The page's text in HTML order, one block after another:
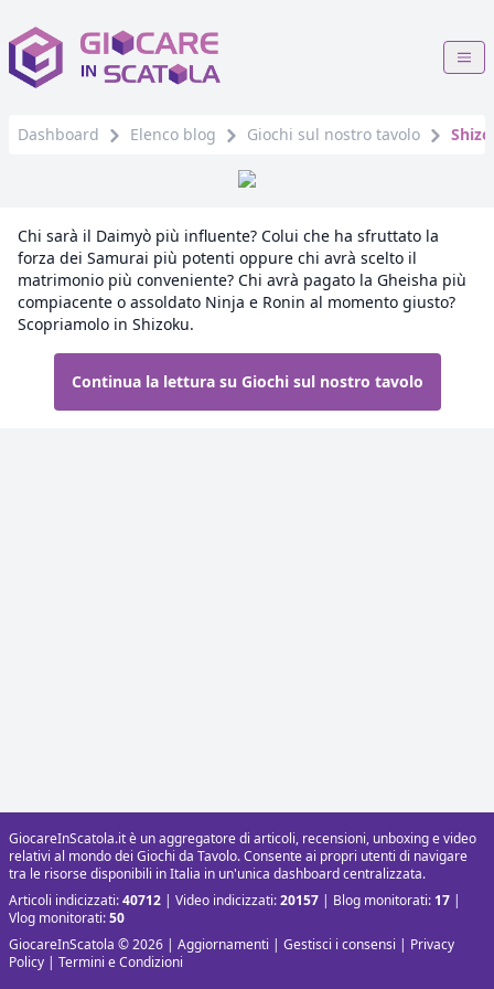
Dashboard Elenco blog Giochi sul nostro tavolo
Chi sarà il Daimyò più influente? Colui che ha sfruttato la
forza dei Samurai più potenti oppure chi avrà scelto il
matrimonio più conveniente? Chi avrà pagato la Gheisha più
compiacente o assoldato Ninja e Ronin al momento giusto?
Scopriamolo in Shizoku.
Continua la lettura su Giochi sul nostro tavolo
GiocareInScatola.it è un aggregatore di articoli, recensioni, unboxing e video
relativi al mondo dei Giochi da Tavolo. Consente ai propri utenti di navigare
tra le risorse disponibili in Italia in un'unica dashboard centralizzata.
Articoli indicizzati:40712 | Video indicizzati:20157 | Blog monitorati: 17 |
Vlog monitorati:50
GiocareInScatola © 2026 | Aggiornamenti | Gestisci i consensi | Privacy
Policy | Termini e Condizioni